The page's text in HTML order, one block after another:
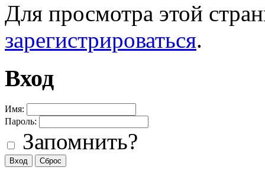
Для просмотра этой
зарегистрироваться.
Вход
Имя:
Пароль:
Запомнить?